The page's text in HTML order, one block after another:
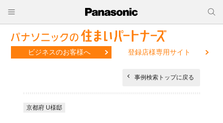
ビジネスのお客様へ 登録店様専用サイト
事例検索トップに戻る
京都府 U様邸